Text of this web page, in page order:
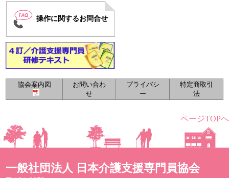
操作に関するお問合せ
ページTOPへ
一般社団法人 日本介護支援専門員協会
協会案内図
お問い合わ
せ
プライバシ
ー
特定商取引
法